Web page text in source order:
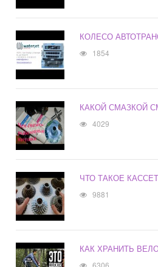
КОЛЕСО
1854
КАКОЙ СМАЗКОЙ
4029
ЧТО ТАКОЕ
9881
КАК ХРАНИТЬ